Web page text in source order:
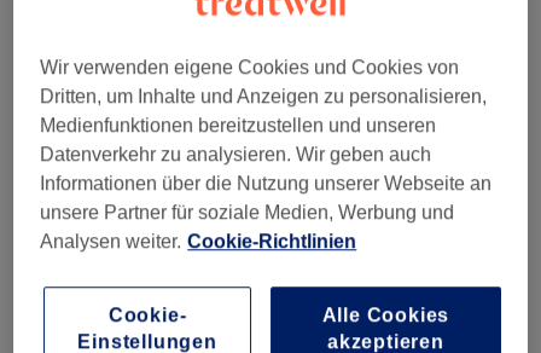
Finde die besten Salons in deiner Nähe
Auf Treatwell finden
Wir verwenden eigene Cookies und Cookies von
Dritten, um Inhalte und Anzeigen zu personalisieren,
Medienfunktionen bereitzustellen und unseren
Datenverkehr zu analysieren. Wir geben auch
Informationen über die Nutzung unserer Webseite an
unsere Partner für soziale Medien, Werbung und
Analysen weiter. Cookie-Richtlinien
Cookie-
Einstellungen
Alle Cookies
akzeptieren